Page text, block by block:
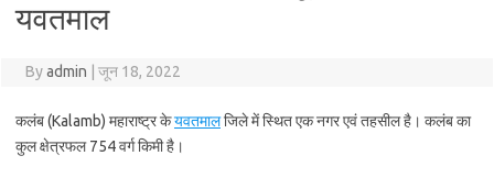
यवतमाल
Byadmin जून 18, 2022
कलंब (Kalamb) महाराष्ट्र केयवतमालजिले में स्थित एक नगर एवं तहसील है। कलंब का
कुल क्षेत्रफल 754 वर्ग किमी है।